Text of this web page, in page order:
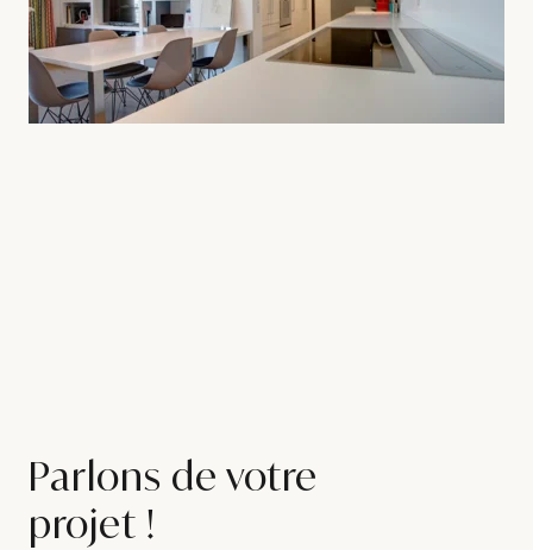
Parlons de votre
projet !